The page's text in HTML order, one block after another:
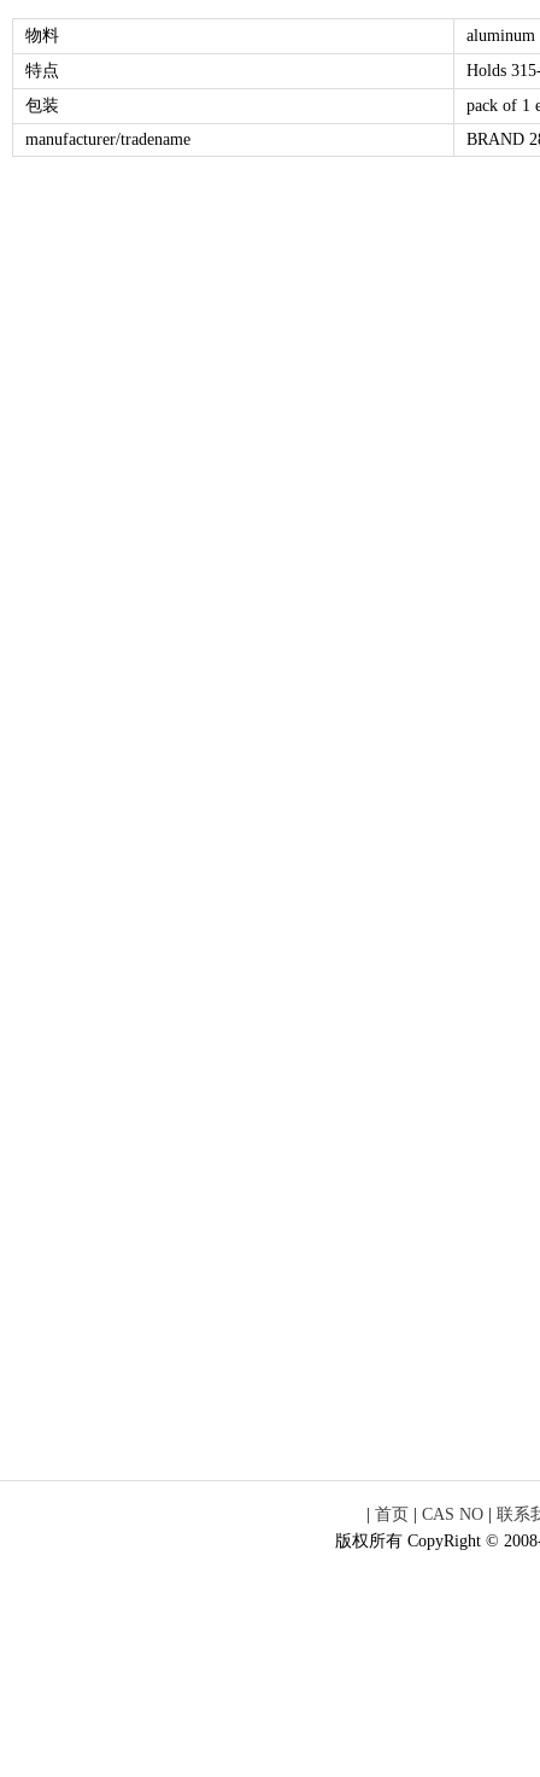
物料
aluminum
特点
Holds
包装
pack of 1
manufacturer/tradename
BRAND
| 首页 | CAS NO | 联系
版权所有 CopyRight ©